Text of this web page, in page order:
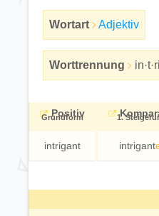
Wortart Adjektiv
Worttrennung
Positiv
Grundform 1.
intrigant intrigant